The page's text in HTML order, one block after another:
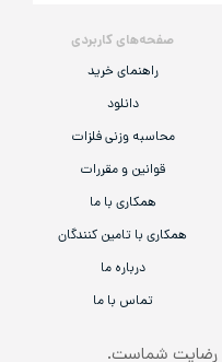
صفحه‌های کاربردی
راهنمای خرید
دانلود
محاسبه وزنی فلزات
قوانین و مقررات
همکاری با ما
همکاری با تامین کنندگان
درباره ما
تماس با ما
رضایت شماست.